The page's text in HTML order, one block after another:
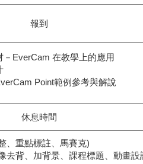
報到
EverCam 在教學上的應用
Point範例參考與解說
休息時間
、重點標註、馬賽克)
去背、加背景、課程標題、動畫設